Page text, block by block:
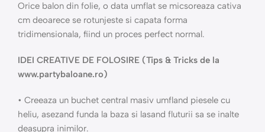
Orice balon din folie, o data umflat se micsoreaza cativa
cm deoarece se rotunjeste si capata forma
tridimensionala, fiind un proces perfect normal.
IDEI CREATIVE DE FOLOSIRE (Tips & Tricks de la
www.partybaloane.ro)
• Creeaza un buchet central masiv umfland piesele cu
heliu, asezand funda la baza si lasand fluturii sa se inalte
deasupra inimilor.